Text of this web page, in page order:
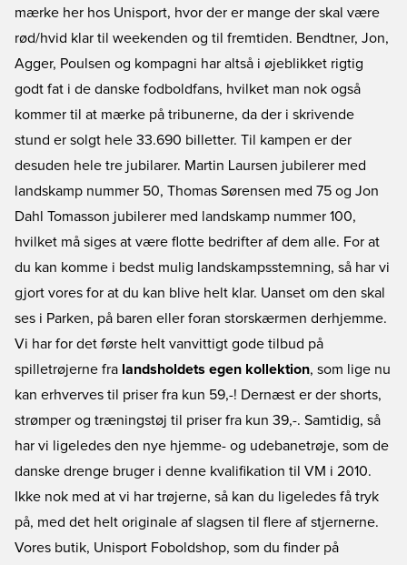
mærke her hos Unisport, hvor der er mange der skal være
rød/hvid klar til weekenden og til fremtiden. Bendtner, Jon,
Agger, Poulsen og kompagni har altså i øjeblikket rigtig
godt fat i de danske fodboldfans, hvilket man nok også
kommer til at mærke på tribunerne, da der i skrivende
stund er solgt hele 33.690 billetter. Til kampen er der
desuden hele tre jubilarer. Martin Laursen jubilerer med
landskamp nummer 50, Thomas Sørensen med 75 og Jon
Dahl Tomasson jubilerer med landskamp nummer 100,
hvilket må siges at være flotte bedrifter af dem alle. For at
du kan komme i bedst mulig landskampsstemning, så har vi
gjort vores for at du kan blive helt klar. Uanset om den skal
ses i Parken, på baren eller foran storskærmen derhjemme.
Vi har for det første helt vanvittigt gode tilbud på
spilletrøjerne fra landsholdets egen kollektion, som lige nu
kan erhverves til priser fra kun 59,-! Dernæst er der shorts,
strømper og træningstøj til priser fra kun 39,-. Samtidig, så
har vi ligeledes den nye hjemme- og udebanetrøje, som de
danske drenge bruger i denne kvalifikation til VM i 2010.
Ikke nok med at vi har trøjerne, så kan du ligeledes få tryk
på, med det helt originale af slagsen til flere af stjernerne.
Vores butik, Unisport Foboldshop, som du finder på